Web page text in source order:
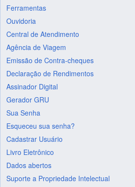
Ferramentas
Ouvidoria
Central de Atendimento
Agência de Viagem
Emissão de Contra-cheques
Declaração de Rendimentos
Assinador Digital
Gerador GRU
Sua Senha
Esqueceu sua senha?
Cadastrar Usuário
Livro Eletrônico
Dados abertos
Suporte a Propriedade Intelectual